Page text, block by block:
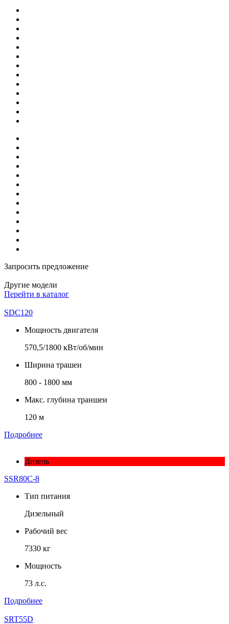
Запросить предложение
Другие модели
Перейти в каталог
SDC120
Мощность двигателя
570,5/1800 кВт/об/мин
Ширина трашеи
800 - 1800 мм
Макс. глубина траншеи
120 м
Подробнее
Дизель
SSR80С-8
Тип питания
Дизельный
Рабочий вес
7330 кг
Мощность
73 л.с.
Подробнее
SRT55D